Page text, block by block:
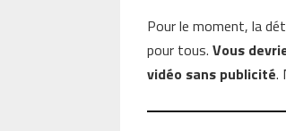
Pour le moment, la
pour tous.Vous
vidéo sans publicité.